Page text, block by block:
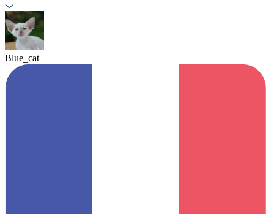
Blue_cat